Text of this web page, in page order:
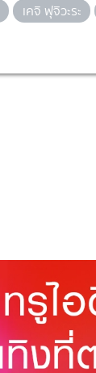
เคจิ ฟุจิวะระ